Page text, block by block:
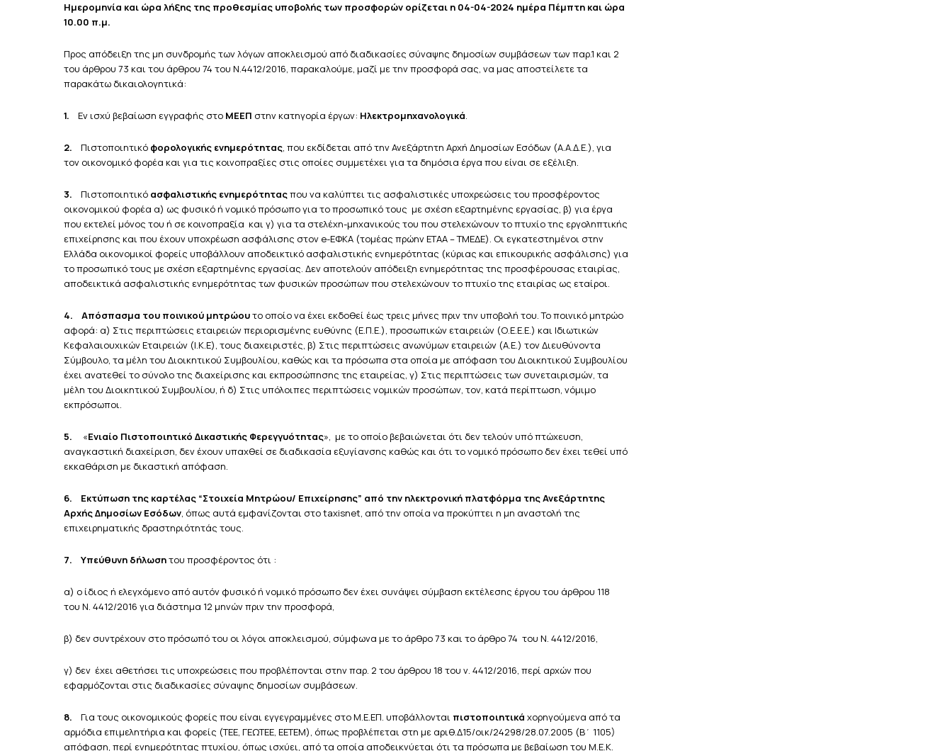
Ημερομηνία και ώρα λήξης της προθεσμίας υποβολής των προσφορών ορίζεται η 04-04-2024 ημέρα Πέμπτη και ώρα
10.00 π.μ.
Προς απόδειξη της μη συνδρομής των λόγων αποκλεισμού από διαδικασίες σύναψης δημοσίων συμβάσεων των παρ.1 και 2
του άρθρου 73 και του άρθρου 74 του Ν.4412/2016, παρακαλούμε, μαζί με την προσφορά σας, να μας αποστείλετε τα
παρακάτω δικαιολογητικά:
1. Εν ισχύ βεβαίωση εγγραφής στο ΜΕΕΠ στην κατηγορία έργων: Ηλεκτρομηχανολογικά.
2. Πιστοποιητικό φορολογικής ενημερότητας, που εκδίδεται από την Ανεξάρτητη Αρχή Δημοσίων Εσόδων (Α.Α.Δ.Ε.), για
τον οικονομικό φορέα και για τις κοινοπραξίες στις οποίες συμμετέχει για τα δημόσια έργα που είναι σε εξέλιξη.
3. Πιστοποιητικό ασφαλιστικής ενημερότηταςπου να καλύπτει τις ασφαλιστικές υποχρεώσεις του προσφέροντος
οικονομικού φορέα α) ως φυσικό ή νομικό πρόσωπο για το προσωπικό τους με σχέση εξαρτημένης εργασίας, β) για έργα
που εκτελεί μόνος του ή σε κοινοπραξία και γ) για τα στελέχη-μηχανικούς του που στελεχώνουν το πτυχίο της εργοληπτικής
επιχείρησης και που έχουν υποχρέωση ασφάλισης στον e-ΕΦΚΑ (τομέας πρώην ΕΤΑΑ – ΤΜΕΔΕ). Οι εγκατεστημένοι στην
Ελλάδα οικονομικοί φορείς υποβάλλουν αποδεικτικό ασφαλιστικής ενημερότητας (κύριας και επικουρικής ασφάλισης) για
το προσωπικό τους με σχέση εξαρτημένης εργασίας. Δεν αποτελούν απόδειξη ενημερότητας της προσφέρουσας εταιρίας,
αποδεικτικά ασφαλιστικής ενημερότητας των φυσικών προσώπων που στελεχώνουν το πτυχίο της εταιρίας ως εταίροι.
4. Απόσπασμα του ποινικού μητρώουτο οποίο να έχει εκδοθεί έως τρεις μήνες πριν την υποβολή του. Το ποινικό μητρώο
αφορά: α) Στις περιπτώσεις εταιρειών περιορισμένης ευθύνης (Ε.Π.Ε.), προσωπικών εταιρειών (Ο.Ε.Ε.Ε.) και Ιδιωτικών
Κεφαλαιουχικών Εταιρειών (Ι.Κ.Ε), τους διαχειριστές, β) Στις περιπτώσεις ανωνύμων εταιρειών (Α.Ε.) τον Διευθύνοντα
Σύμβουλο, τα μέλη του Διοικητικού Συμβουλίου, καθώς και τα πρόσωπα στα οποία με απόφαση του Διοικητικού Συμβουλίου
έχει ανατεθεί το σύνολο της διαχείρισης και εκπροσώπησης της εταιρείας, γ) Στις περιπτώσεις των συνεταιρισμών, τα
μέλη του Διοικητικού Συμβουλίου, ή δ) Στις υπόλοιπες περιπτώσεις νομικών προσώπων, τον, κατά περίπτωση, νόμιμο
εκπρόσωποι.
5. «Ενιαίο Πιστοποιητικό Δικαστικής Φερεγγυότητας», με το οποίο βεβαιώνεται ότι δεν τελούν υπό πτώχευση,
αναγκαστική διαχείριση, δεν έχουν υπαχθεί σε διαδικασία εξυγίανσης καθώς και ότι το νομικό πρόσωπο δεν έχει τεθεί υπό
εκκαθάριση με δικαστική απόφαση.
6. Εκτύπωση της καρτέλας “Στοιχεία Μητρώου/ Επιχείρησης” από την ηλεκτρονική πλατφόρμα της Ανεξάρτητης
Αρχής Δημοσίων Εσόδων, όπως αυτά εμφανίζονται στο taxisnet, από την οποία να προκύπτει η μη αναστολή της
επιχειρηματικής δραστηριότητάς τους.
7. Υπεύθυνη δήλωσητου προσφέροντος ότι :
α) ο ίδιος ή ελεγχόμενο από αυτόν φυσικό ή νομικό πρόσωπο δεν έχει συνάψει σύμβαση εκτέλεσης έργου του άρθρου 118
του Ν. 4412/2016 για διάστημα 12 μηνών πριν την προσφορά,
β) δεν συντρέχουν στο πρόσωπό του οι λόγοι αποκλεισμού, σύμφωνα με το άρθρο 73 και το άρθρο 74 του Ν. 4412/2016,
γ) δεν έχει αθετήσει τις υποχρεώσεις που προβλέπονται στην παρ. 2 του άρθρου 18 του ν. 4412/2016, περί αρχών που
εφαρμόζονται στις διαδικασίες σύναψης δημοσίων συμβάσεων.
8. Για τους οικονομικούς φορείς που είναι εγγεγραμμένες στο Μ.Ε.ΕΠ. υποβάλλονται πιστοποιητικά χορηγούμενα από τα
αρμόδια επιμελητήρια και φορείς (ΤΕΕ, ΓΕΩΤΕΕ, ΕΕΤΕΜ), όπως προβλέπεται στη με αριθ.Δ15/οικ/24298/28.07.2005 (Β΄ 1105)
απόφαση, περί ενημερότητας πτυχίου, όπως ισχύει, από τα οποία αποδεικνύεται ότι τα πρόσωπα με βεβαίωση του Μ.Ε.Κ.